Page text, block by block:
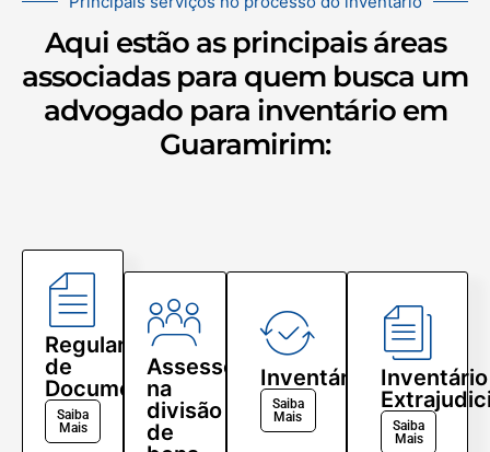
Aqui estão as principais áreas
associadas para quem busca um
advogado para inventário em
Guaramirim:
Regularização
de
Documentos
Saiba
Mais
Assessoria
na
divisão
de
Inventário
Saiba
Mais
Inventário
Saiba
Mais